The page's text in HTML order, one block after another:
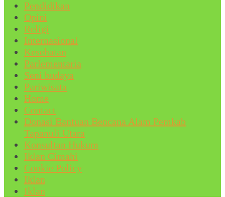
Pendidikan
Opini
Religi
Internasional
Kesehatan
Parlementaria
Seni budaya
Pariwisata
Home
Contact
Donasi Bantuan Bencana Alam Pemkab
Tapanuli Utara
Konsultan Hukum
Iklan Cimahi
Cookie Policy
Iklan
Iklan